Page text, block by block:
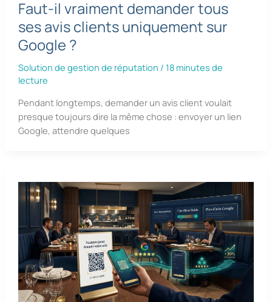
Faut-il vraiment demander tous
ses avis clients uniquement sur
Google ?
Solution de gestion de réputation / 18 minutes de
lecture
Pendant longtemps, demander un avis client voulait
presque toujours dire la même chose : envoyer un lien
Google, attendre quelques